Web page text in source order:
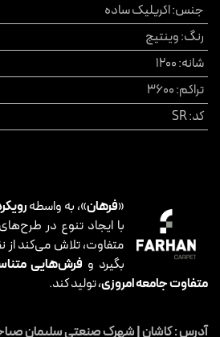
جنس:اکریلیک ساده
رنگ:وینتیج
شانه:
1200
تراکم:
3600
کد:
SR
«فرهان»، به واسطه
با ایجاد تنوع در
متفاوت، تلاش می‌کند از
بگیرد و فرش‌هایی
متفاوت جامعه امروزی، تولید کند.
آدرس : کاشان | شهرک صنعتی سلیمان